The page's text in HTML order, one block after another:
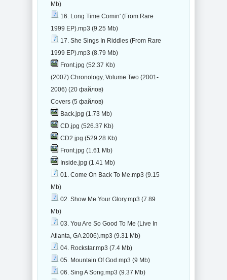
Mb)
16. Long Time Comin' (From Rare
1999 EP).mp3 (9.25 Mb)
17. She Sings In Riddles (From Rare
1999 EP).mp3 (8.79 Mb)
Front.jpg (52.37 Kb)
(2007) Chronology, Volume Two (2001-
2006) (20 файлов)
Covers (5 файлов)
Back.jpg (1.73 Mb)
CD.jpg (526.37 Kb)
CD2.jpg (529.28 Kb)
Front.jpg (1.61 Mb)
Inside.jpg (1.41 Mb)
01. Come On Back To Me.mp3 (9.15
Mb)
02. Show Me Your Glory.mp3 (7.89
Mb)
03. You Are So Good To Me (Live In
Atlanta, GA 2006).mp3 (9.31 Mb)
04. Rockstar.mp3 (7.4 Mb)
05. Mountain Of God.mp3 (9 Mb)
06. Sing A Song.mp3 (9.37 Mb)